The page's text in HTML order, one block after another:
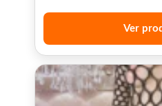
Ver